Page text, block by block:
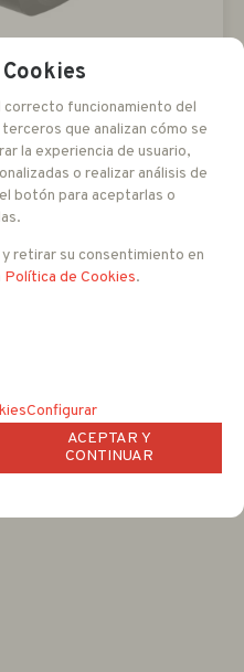
8 MPX. con SUREVISION
2,91%
765 EUR
IVA no incluido
correcto funcionamiento del
que analizan cómo se
la experiencia de usuario,
o realizar análisis de
botón para aceptarlas o
retirar su consentimiento en
Política de Cookies.
Configurar
ACEPTAR Y
CONTINUAR